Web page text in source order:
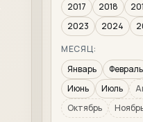
2017
2018
2023
2024
МЕСЯЦ:
Январь
Февраль
Июнь
Июль
Октябрь